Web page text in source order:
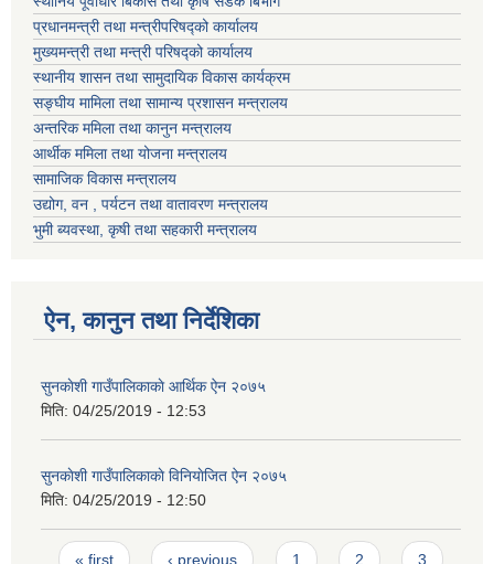
प्रधानमन्त्री तथा मन्त्रीपरिषद्को कार्यालय
मुख्यमन्त्री तथा मन्त्री परिषद्को कार्यालय
स्थानीय शासन तथा सामुदायिक विकास कार्यक्रम
सङ्घीय मामिला तथा सामान्य प्रशासन मन्त्रालय
अन्तरिक ममिला तथा कानुन मन्त्रालय
आर्थीक ममिला तथा योजना मन्त्रालय
सामाजिक विकास मन्त्रालय
उद्योग, वन , पर्यटन तथा वातावरण मन्त्रालय
भुमी ब्यवस्था, कृषी तथा सहकारी मन्त्रालय
ऐन, कानुन तथा निर्देशिका
सुनकाेशी गाउँपालिकाकाे आर्थिक ऐन २०७५
मिति: 04/25/2019 - 12:53
सुनकाेशी गाउँपालिकाकाे विनियाेजित ऐन २०७५
मिति: 04/25/2019 - 12:50
« first ‹ previous 1 2 3